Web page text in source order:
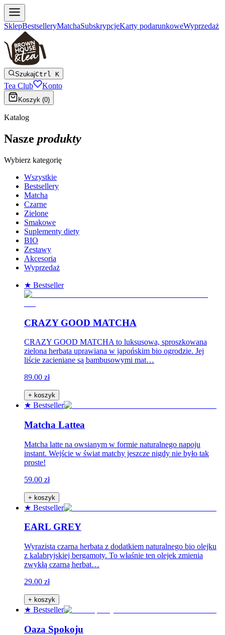
SklepBestselleryMatchaSubskrypcjeKarty podarunkoweWyprzedaż
SzukajCtrl K
Tea Club Konto
Koszyk (0)
Katalog
Nasze produkty
Wybierz kategorię
Wszystkie
Bestsellery
Matcha
Czarne
Zielone
Smakowe
Suplementy diety
BIO
Zestawy
Akcesoria
Wyprzedaż
★ Bestseller
CRAZY GOOD MATCHA
CRAZY GOOD MATCHA to luksusowa, sproszkowana
zielona herbata uprawiana w japońskim bio ogrodzie. Jej
liście zacieniane są bambusowymi mat…
89.00 zł
+ koszyk
★ Bestseller
Matcha Lattea
Matcha latte na owsianym w formie naturalnego napoju
instant. Wejście w świat matchy jeszcze nigdy nie było tak
proste!
59.00 zł
+ koszyk
★ Bestseller
EARL GREY
Wyrazista czarna herbata z dodatkiem naturalnego bio olejku
z kalabryjskiej bergamoty. To właśnie ten olejek zmienia
zwykłą czarną herbat…
29.00 zł
+ koszyk
★ Bestseller
Oaza Spokoju